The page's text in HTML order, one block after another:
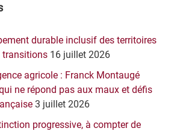
durable inclusif des territoires
transitions 16 juillet 2026
agricole : Franck Montaugé
ne répond pas aux maux et défis
3 juillet 2026
progressive, à compter de